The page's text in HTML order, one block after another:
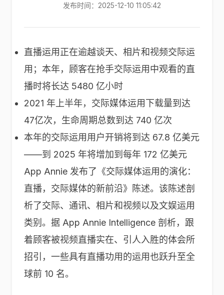
发布时间：2025-12-10 11:05:42
直播运用正在逾越谈天、相片和视频交际运
用；本年，顾客在抢手交际运用中观看的直
播时将长达 5480 亿小时
2021 年上半年，交际媒体运用下载量到达
47亿次，生命周期总数到达 740 亿次
本年的交际运用用户开销将到达 67.8 亿美元
——到 2025 年将增加到每年 172 亿美元
App Annie 发布了《交际媒体运用的演化：
直播，交际媒体的新前沿》陈述。该陈述剖
析了交际、通讯、相片和视频以及文娱运用
类别。据 App Annie Intelligence 剖析，跟
着顾客被视频直播实在、引人入胜的体会所
招引，一些具有直播功用的运用也跃升至全
球前 10 名。